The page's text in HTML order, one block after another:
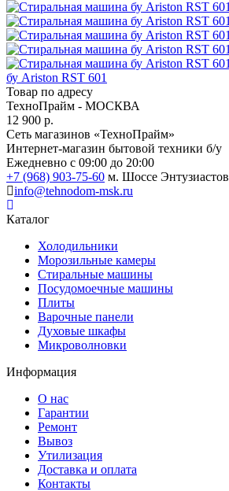
бу Ariston RST 601
Товар по адресу
ТехноПрайм - МОСКВА
12 900 р.
Сеть магазинов «ТехноПрайм»
Интернет-магазин бытовой техники б/у
Ежедневно с 09:00 до 20:00
+7 (968) 903-75-60 м. Шоссе Энтузиастов
info@tehnodom-msk.ru
Каталог
Холодильники
Морозильные камеры
Стиральные машины
Посудомоечные машины
Плиты
Варочные панели
Духовые шкафы
Микроволновки
Информация
О нас
Гарантии
Ремонт
Вывоз
Утилизация
Доставка и оплата
Контакты